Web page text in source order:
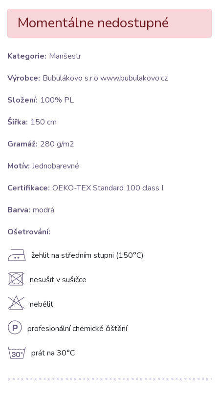
Momentálne nedostupné
Kategorie: Manšestr
Výrobce: Bubulákovo s.r.o www.bubulakovo.cz
Složení: 100% PL
Šířka: 150 cm
Gramáž: 280 g/m2
Motív: Jednobarevné
Certifikace: OEKO-TEX Standard 100 class I.
Barva: modrá
Ošetrování:
E žehlit na středním stupni (150°C)
U nesušit v sušičce
H nebělit
L profesionální chemické čištění
g prát na 30°C